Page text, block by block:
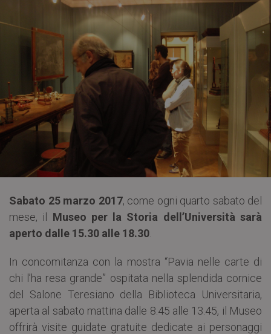
Sabato 25 marzo 2017, come ogni quarto sabato del
mese, il Museo per la Storia dell’Università sarà
aperto dalle 15.30 alle 18.30
In concomitanza con la mostra “Pavia nelle carte di
chi l’ha resa grande” ospitata nella splendida cornice
del Salone Teresiano della Biblioteca Universitaria,
aperta al sabato mattina dalle 8.45 alle 13.45, il Museo
offrirà visite guidate gratuite dedicate ai personaggi